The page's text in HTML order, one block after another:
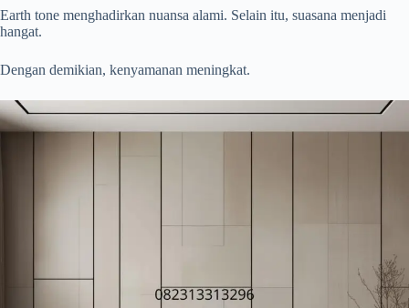
Earth tone menghadirkan nuansa alami. Selain itu, suasana menjadi
hangat.
Dengan demikian, kenyamanan meningkat.